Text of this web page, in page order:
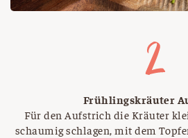
Frühlingskräuter
Für den Aufstrich die Kräuter
schaumig schlagen, mit dem